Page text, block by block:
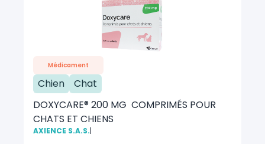
Médicament
Chien
Chat
DOXYCARE® 200 MG COMPRIMÉS POUR
CHATS ET CHIENS
AXIENCE S.A.S.|